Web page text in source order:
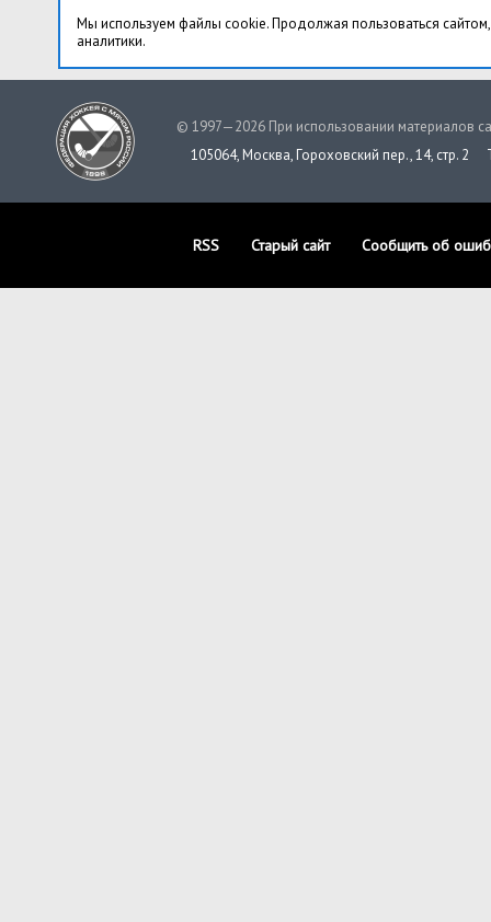
Мы используем файлы cookie. Продолжая пользоваться
аналитики.
© 1997—2026 При использовании материалов
105064, Москва, Гороховский пер., 14, стр. 2
RSS Старый сайт Сообщить об